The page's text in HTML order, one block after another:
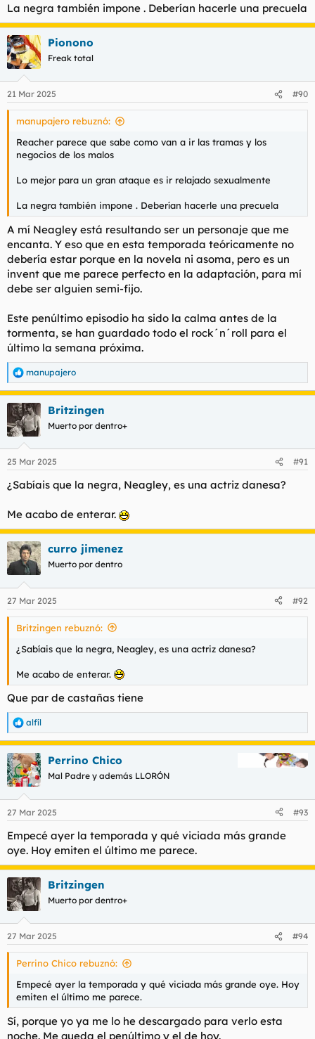
La negra también impone . Deberían hacerle una precuela
Pionono
Freak total
21 Mar 2025 #90
manupajero rebuznó:
Reacher parece que sabe como van a ir las tramas y los
negocios de los malos
Lo mejor para un gran ataque es ir relajado sexualmente
La negra también impone . Deberían hacerle una precuela
A mí Neagley está resultando ser un personaje que me
encanta. Y eso que en esta temporada teóricamente no
debería estar porque en la novela ni asoma, pero es un
invent que me parece perfecto en la adaptación, para mí
debe ser alguien semi-fijo.
Este penúltimo episodio ha sido la calma antes de la
tormenta, se han guardado todo el rock´n´roll para el
último la semana próxima.
R
e
a
c
c
i
e
:
manupajero
Britzingen
Muerto por dentro+
25 Mar 2025 #91
¿Sabíais que la negra, Neagley, es una actriz danesa?
Me acabo de enterar.
curro jimenez
Muerto por dentro
27 Mar 2025 #92
Britzingen rebuznó:
¿Sabíais que la negra, Neagley, es una actriz danesa?
Me acabo de enterar.
Que par de castañas tiene
R
e
a
c
c
i
e
:
alfíl
Perrino Chico
Mal Padre y además LLORÓN
27 Mar 2025 #93
Empecé ayer la temporada y qué viciada más grande
oye. Hoy emiten el último me parece.
Britzingen
Muerto por dentro+
27 Mar 2025 #94
Perrino Chico rebuznó:
Empecé ayer la temporada y qué viciada más grande oye. Hoy
emiten el último me parece.
Sí, porque yo ya me lo he descargado para verlo esta
noche. Me queda el penúltimo y el de hoy.